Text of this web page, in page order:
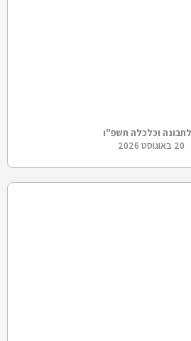
וכלכלה תשפ"ו
20 באוגוסט 2026